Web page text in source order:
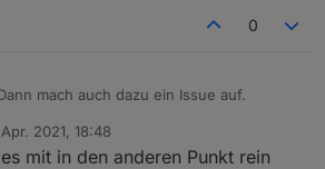
0
mach auch dazu ein Issue auf.
2021, 18:48
mit in den anderen Punkt rein